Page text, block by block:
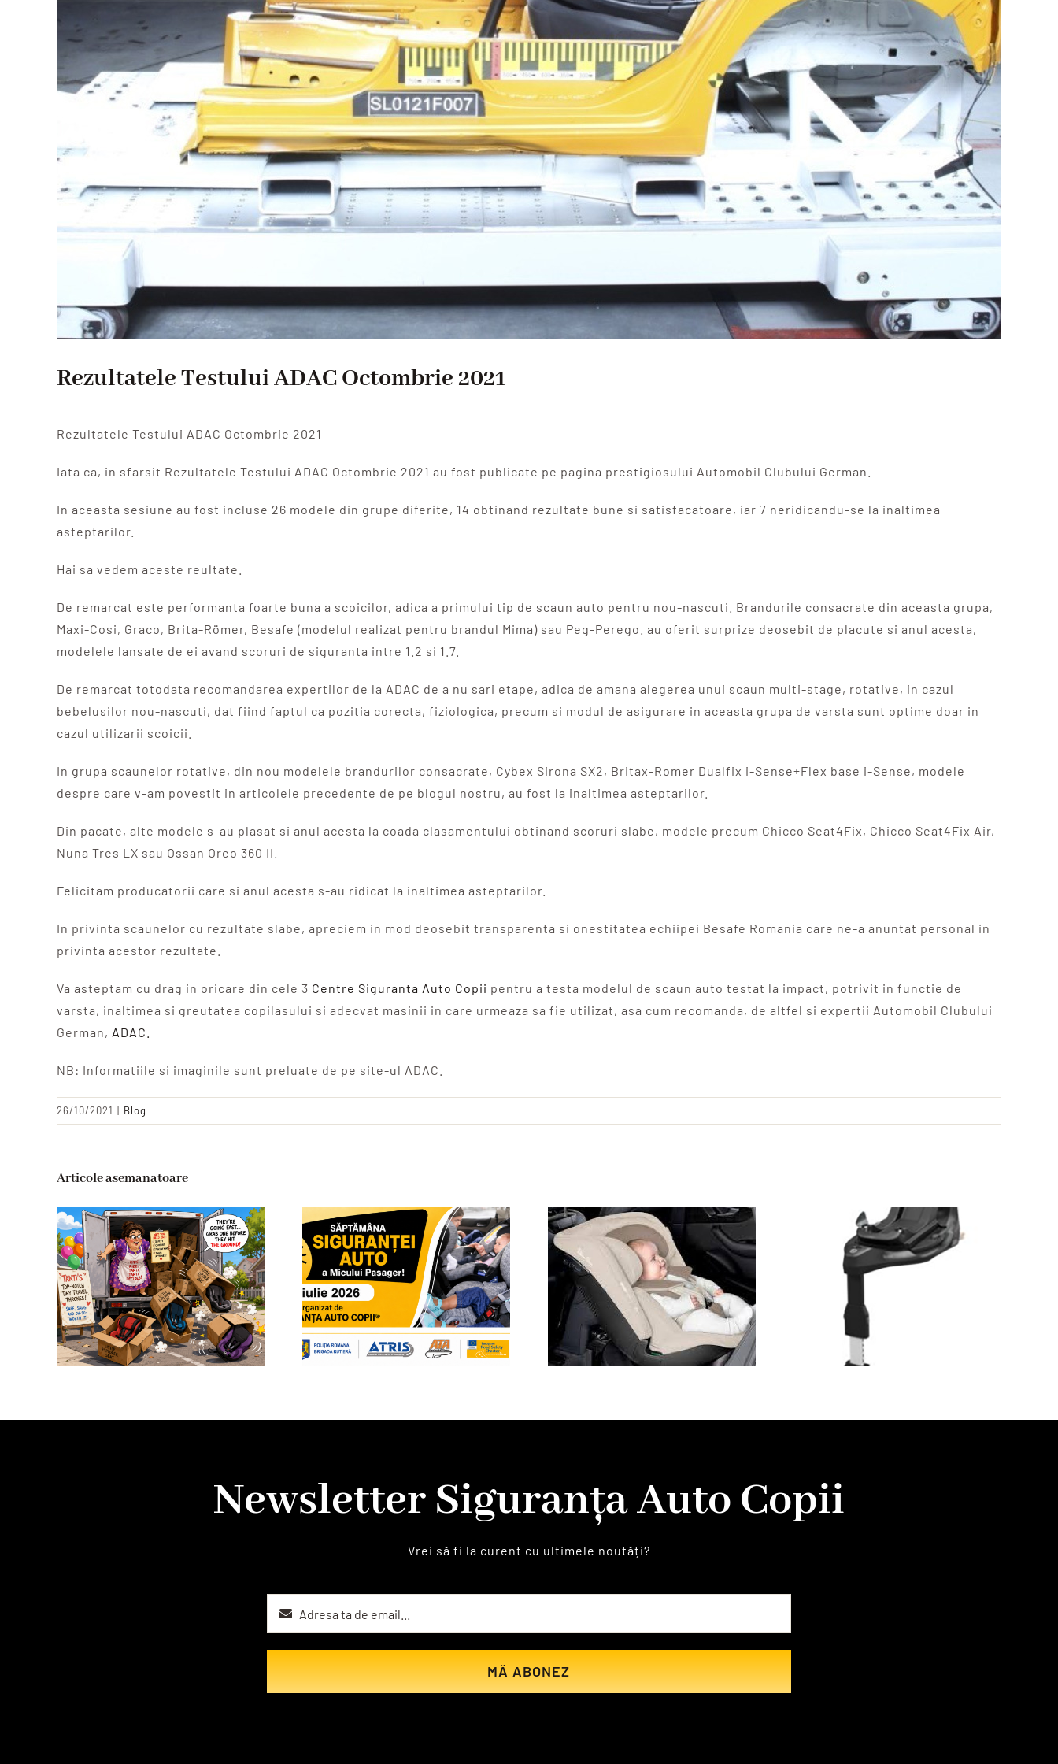
Rezultatele Testului ADAC Octombrie 2021
Rezultatele Testului ADAC Octombrie 2021
Iata ca, in sfarsit Rezultatele Testului ADAC Octombrie 2021 au fost publicate pe pagina prestigiosului Automobil Clubului German.
In aceasta sesiune au fost incluse 26 modele din grupe diferite, 14 obtinand rezultate bune si satisfacatoare, iar 7 neridicandu-se la inaltimea
asteptarilor.
Hai sa vedem aceste reultate.
De remarcat este performanta foarte buna a scoicilor, adica a primului tip de scaun auto pentru nou-nascuti. Brandurile consacrate din aceasta grupa,
Maxi-Cosi, Graco, Brita-Römer, Besafe (modelul realizat pentru brandul Mima) sau Peg-Perego. au oferit surprize deosebit de placute si anul acesta,
modelele lansate de ei avand scoruri de siguranta intre 1.2 si 1.7.
De remarcat totodata recomandarea expertilor de la ADAC de a nu sari etape, adica de amana alegerea unui scaun multi-stage, rotative, in cazul
bebelusilor nou-nascuti, dat fiind faptul ca pozitia corecta, fiziologica, precum si modul de asigurare in aceasta grupa de varsta sunt optime doar in
cazul utilizarii scoicii.
In grupa scaunelor rotative, din nou modelele brandurilor consacrate, Cybex Sirona SX2, Britax-Romer Dualfix i-Sense+Flex base i-Sense, modele
despre care v-am povestit in articolele precedente de pe blogul nostru, au fost la inaltimea asteptarilor.
Din pacate, alte modele s-au plasat si anul acesta la coada clasamentului obtinand scoruri slabe, modele precum Chicco Seat4Fix, Chicco Seat4Fix Air,
Nuna Tres LX sau Ossan Oreo 360 II.
Felicitam producatorii care si anul acesta s-au ridicat la inaltimea asteptarilor.
In privinta scaunelor cu rezultate slabe, apreciem in mod deosebit transparenta si onestitatea echiipei Besafe Romania care ne-a anuntat personal in
privinta acestor rezultate.
Va asteptam cu drag in oricare din cele 3 Centre Siguranta Auto Copii pentru a testa modelul de scaun auto testat la impact, potrivit in functie de
varsta, inaltimea si greutatea copilasului si adecvat masinii in care urmeaza sa fie utilizat, asa cum recomanda, de altfel si expertii Automobil Clubului
German, ADAC.
NB: Informatiile si imaginile sunt preluate de pe site-ul ADAC.
26/10/2021 | Blog
Articole asemanatoare
Newsletter Siguranța Auto Copii
Vrei să fi la curent cu ultimele noutăți?
MĂ ABONEZ